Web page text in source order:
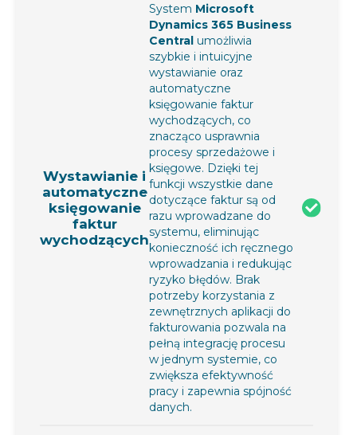
Wystawianie i
automatyczne
księgowanie
faktur
wychodzących
System Microsoft
Dynamics 365 Business
Central umożliwia
szybkie i intuicyjne
wystawianie oraz
automatyczne
księgowanie faktur
wychodzących, co
znacząco usprawnia
procesy sprzedażowe i
księgowe. Dzięki tej
funkcji wszystkie dane
dotyczące faktur są od
razu wprowadzane do
systemu, eliminując
konieczność ich ręcznego
wprowadzania i redukując
ryzyko błędów. Brak
potrzeby korzystania z
zewnętrznych aplikacji do
fakturowania pozwala na
pełną integrację procesu
w jednym systemie, co
zwiększa efektywność
pracy i zapewnia spójność
danych.